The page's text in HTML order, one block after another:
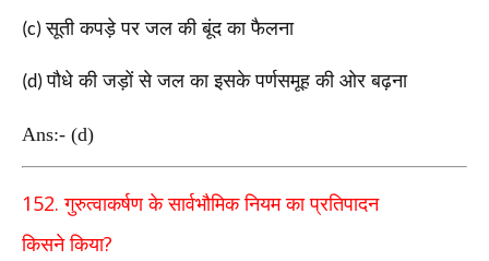
(c)सूती कपड़े पर जल की बूंद का फैलना
(d)पौधे की जड़ों से जल का इसके पर्णसमूह की ओर बढ़ना
Ans:- (d)
152.गुरुत्वाकर्षण के सार्वभौमिक नियम का प्रतिपादन
किसने किया?